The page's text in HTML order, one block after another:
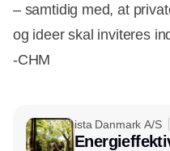
– samtidig med, at
og ideer skal inviteres
-CHM
ista Danmark A/S